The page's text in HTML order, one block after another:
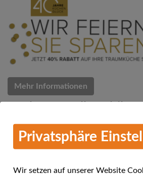
Mehr Informationen
Küchen Quelle feiert 40 Jahre
Privatsphäre
Wir setzen auf unserer Website